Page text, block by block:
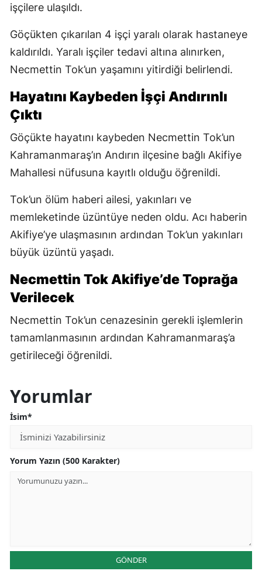
işçilere ulaşıldı.
Göçükten çıkarılan 4 işçi yaralı olarak hastaneye
kaldırıldı. Yaralı işçiler tedavi altına alınırken,
Necmettin Tok’un yaşamını yitirdiği belirlendi.
Hayatını Kaybeden İşçi Andırınlı
Çıktı
Göçükte hayatını kaybeden Necmettin Tok’un
Kahramanmaraş’ın Andırın ilçesine bağlı Akifiye
Mahallesi nüfusuna kayıtlı olduğu öğrenildi.
Tok’un ölüm haberi ailesi, yakınları ve
memleketinde üzüntüye neden oldu. Acı haberin
Akifiye’ye ulaşmasının ardından Tok’un yakınları
büyük üzüntü yaşadı.
Necmettin Tok Akifiye’de Toprağa
Verilecek
Necmettin Tok’un cenazesinin gerekli işlemlerin
tamamlanmasının ardından Kahramanmaraş’a
getirileceği öğrenildi.
Yorumlar
İsim*
Yorum Yazın (500 Karakter)
GÖNDER